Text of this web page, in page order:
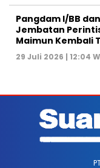
Pangdam I/BB
Jembatan
Maimun Kembali
29 Juli 2026 | 12:04